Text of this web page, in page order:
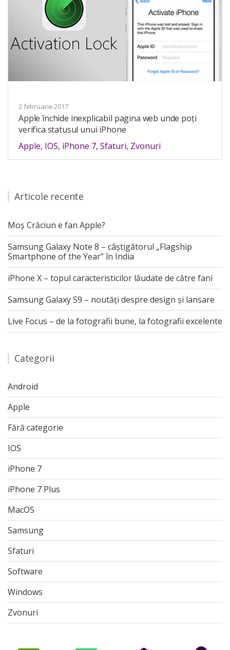
2 februarie 2017
Apple închide inexplicabil pagina web unde poți
verifica statusul unui iPhone
Apple, IOS, iPhone 7, Sfaturi, Zvonuri
Articole recente
Moș Crăciun e fan Apple?
Samsung Galaxy Note 8 – câștigătorul „Flagship
Smartphone of the Year” în India
iPhone X – topul caracteristicilor lăudate de către fani
Samsung Galaxy S9 – noutăți despre design și lansare
Live Focus – de la fotografii bune, la fotografii excelente
Categorii
Android
Apple
Fără categorie
IOS
iPhone 7
iPhone 7 Plus
MacOS
Samsung
Sfaturi
Software
Windows
Zvonuri